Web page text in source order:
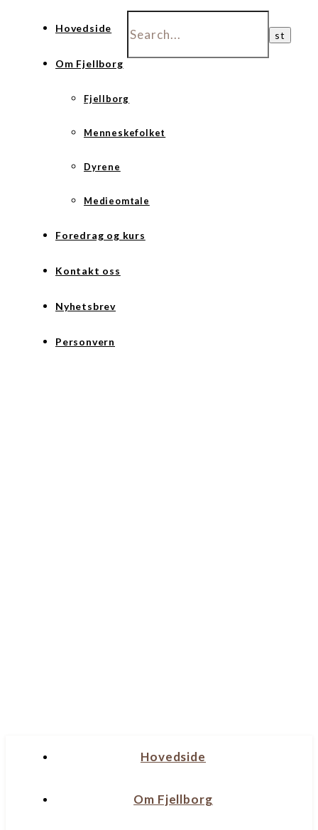
Hovedside
Om Fjellborg
Fjellborg
Menneskefolket
Dyrene
Medieomtale
Foredrag og kurs
Kontakt oss
Nyhetsbrev
Personvern
Hovedside
Om Fjellborg